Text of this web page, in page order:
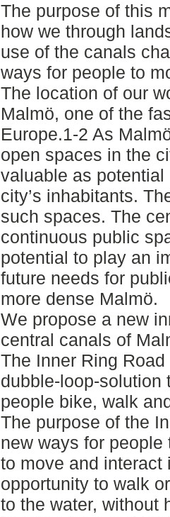
The purpose of this
how we through
use of the canals
ways for people to
The location of our
Malmö, one of the
Europe.1-2 As
open spaces in the
valuable as
city’s inhabitants.
such spaces. The
continuous public
potential to play an
future needs for
more dense Malmö.
We propose a new
central canals of
The Inner Ring
dubble-loop-solution
people bike, walk
The purpose of the
new ways for
to move and interact
opportunity to walk
to the water, without